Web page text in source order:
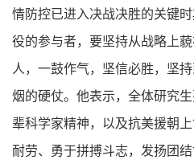
情防控已进入决战决胜的关键
役的参与者，要坚持从战略上
人，一鼓作气，坚信必胜，坚
烟的硬仗。他表示，全体研究
辈科学家精神，以及抗美援朝
耐劳、勇于拼搏斗志，发扬团